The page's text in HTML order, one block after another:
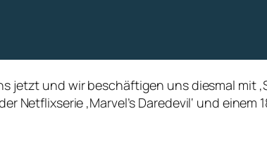
jetzt und wir beschäftigen uns diesmal mit
Netflixserie ‚Marvel’s Daredevil‘ und einem